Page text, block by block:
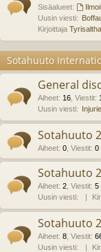
Sisäalueet:
Uusin viesti:
Kirjoittaja
Sotahuuto
General
Aiheet: 16 Viestit:
Uusin viesti:
Sotahuuto
Aiheet: 0 Viestit: 0
Sotahuuto
Aiheet: 2 Viestit: 5
Uusin viesti:
Sotahuuto
Aiheet: 8 Viestit:
Uusin viesti: